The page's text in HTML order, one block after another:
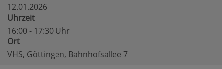
12.01.2026
Uhrzeit
16:00 - 17:30 Uhr
Ort
VHS, Göttingen, Bahnhofsallee 7